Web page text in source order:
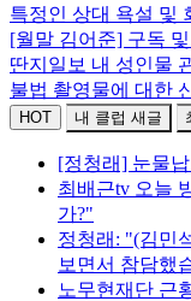
특정인 상대 욕설 및
[월말 김어준] 구독
딴지일보 내 성인물
불법 촬영물에 대한
HOT 내 클럽 새글
[정청래] 눈물
최배근tv 오늘
가?"
정청래: "(김민
보면서 참담했
노무현재단 근